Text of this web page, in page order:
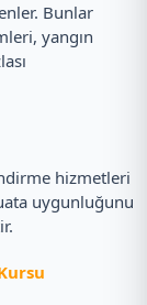
Bunlar
yangın
hizmetleri
uygunluğunu